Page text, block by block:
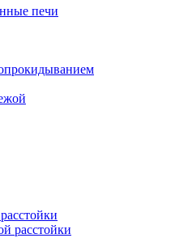
печи
расстойки